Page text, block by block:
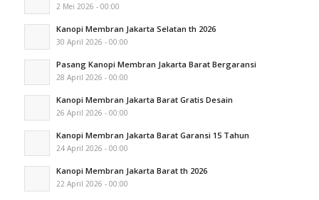
2 Mei 2026 - 00:00
Kanopi Membran Jakarta Selatan th 2026
30 April 2026 - 00:00
Pasang Kanopi Membran Jakarta Barat Bergaransi
28 April 2026 - 00:00
Kanopi Membran Jakarta Barat Gratis Desain
26 April 2026 - 00:00
Kanopi Membran Jakarta Barat Garansi 15 Tahun
24 April 2026 - 00:00
Kanopi Membran Jakarta Barat th 2026
22 April 2026 - 00:00